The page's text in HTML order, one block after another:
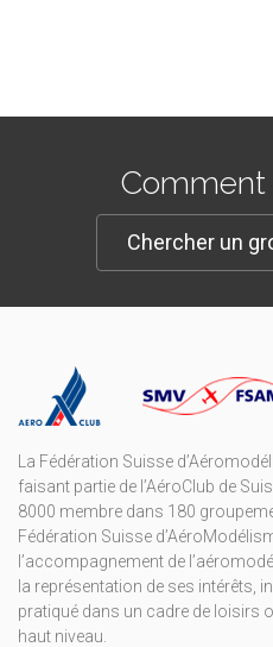
Comment
Chercher un
La Fédération Suisse
faisant partie de l’AéroClub de
8000 membre dans 180
Fédération Suisse
l’accompagnement de
la représentation de ses intérêts,
pratiqué dans un cadre de loisirs
haut niveau.